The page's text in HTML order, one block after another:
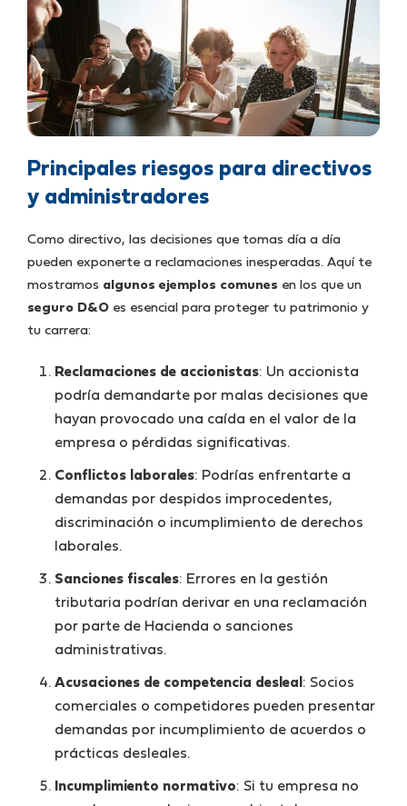
Principales riesgos para directivos
y administradores
Como directivo, las decisiones que tomas día a día
pueden exponerte a reclamaciones inesperadas. Aquí te
mostramos algunos ejemplos comunes en los que un
seguro D&O es esencial para proteger tu patrimonio y
tu carrera:
Reclamaciones de accionistas: Un accionista
podría demandarte por malas decisiones que
hayan provocado una caída en el valor de la
empresa o pérdidas significativas.
Conflictos laborales: Podrías enfrentarte a
demandas por despidos improcedentes,
discriminación o incumplimiento de derechos
laborales.
Sanciones fiscales: Errores en la gestión
tributaria podrían derivar en una reclamación
por parte de Hacienda o sanciones
administrativas.
Acusaciones de competencia desleal : Socios
comerciales o competidores pueden presentar
demandas por incumplimiento de acuerdos o
prácticas desleales.
Incumplimiento normativo: Si tu empresa no